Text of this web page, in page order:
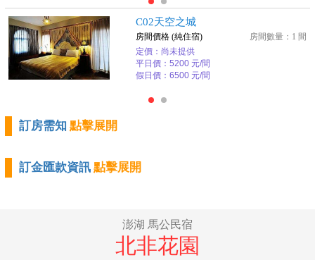
C02天空之城
房間數量：1 間
房間價格 (純住宿)
定價：尚未提供
平日價：5200 元/間
假日價：6500 元/間
訂房需知 點擊展開
訂金匯款資訊 點擊展開
澎湖 馬公民宿
北非花園